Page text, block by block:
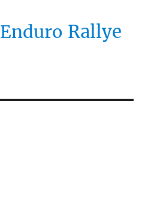
Enduro Rallye